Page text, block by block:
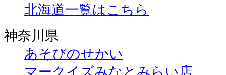
北海道一覧はこちら
神奈川県
あそびのせかい